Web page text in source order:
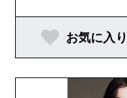
お気に入り